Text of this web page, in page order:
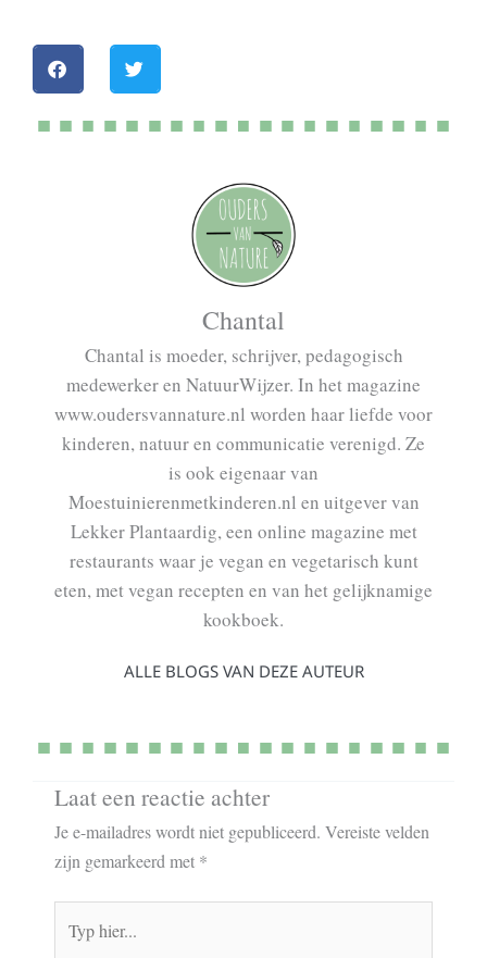
Chantal
Chantal is moeder, schrijver, pedagogisch
medewerker en NatuurWijzer. In het magazine
www.oudersvannature.nl worden haar liefde voor
kinderen, natuur en communicatie verenigd. Ze
is ook eigenaar van
Moestuinierenmetkinderen.nl en uitgever van
Lekker Plantaardig, een online magazine met
restaurants waar je vegan en vegetarisch kunt
eten, met vegan recepten en van het gelijknamige
kookboek.
ALLE BLOGS VAN DEZE AUTEUR
Laat een reactie achter
Je e-mailadres wordt niet gepubliceerd. Vereiste velden
zijn gemarkeerd met *
hier...